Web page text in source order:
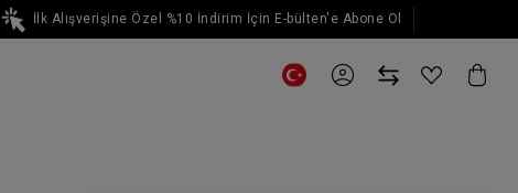
İlk Alışverişine Özel %10 İndirim İçin E-bülten'e Abone Ol
E-posta güncellemeleri için kaydol